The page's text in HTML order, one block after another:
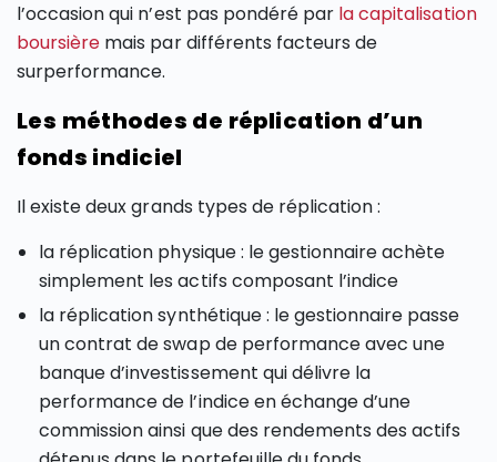
l’occasion qui n’est pas pondéré par la capitalisation
boursière mais par différents facteurs de
surperformance.
Les méthodes de réplication d’un
fonds indiciel
Il existe deux grands types de réplication :
la réplication physique : le gestionnaire achète
simplement les actifs composant l’indice
la réplication synthétique : le gestionnaire passe
un contrat de swap de performance avec une
banque d’investissement qui délivre la
performance de l’indice en échange d’une
commission ainsi que des rendements des actifs